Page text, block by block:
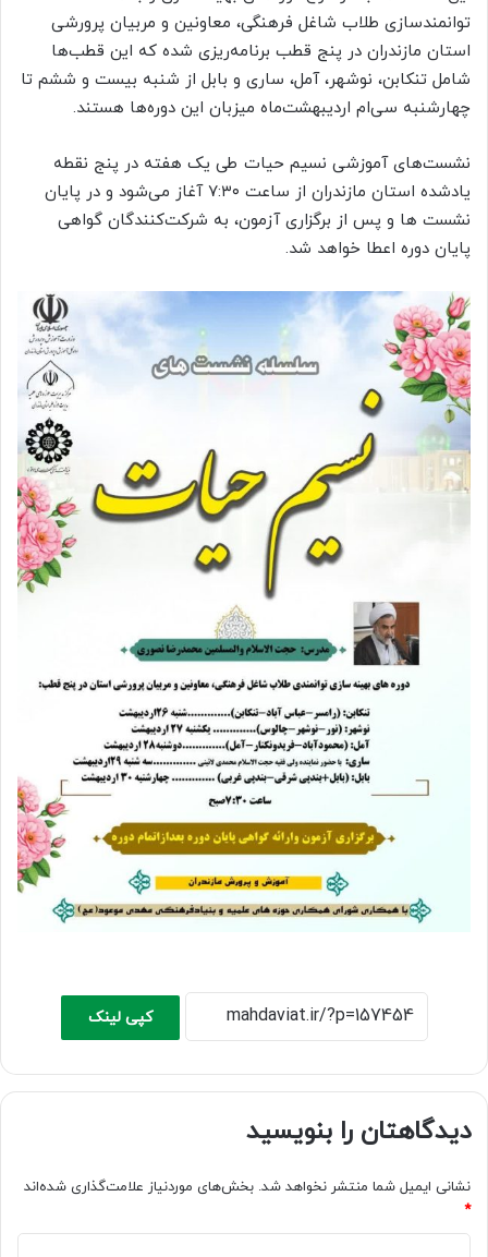
توانمندسازی طلاب شاغل فرهنگی، معاونین و مربیان پرورشی
استان مازندران در پنج قطب برنامه‌ریزی شده که این قطب‌ها
شامل تنکابن، نوشهر، آمل، ساری و بابل از شنبه بیست و ششم تا
چهارشنبه سی‌ام اردیبهشت‌ماه میزبان این دوره‌ها هستند.
نشست‌های آموزشی نسیم حیات طی یک هفته در پنج نقطه
یادشده استان مازندران از ساعت ۷:۳۰ آغاز می‌شود و در پایان
نشست ها و پس از برگزاری آزمون، به شرکت‌کنندگان گواهی
پایان دوره اعطا خواهد شد.
کپی لینک
دیدگاهتان را بنویسید
نشانی ایمیل شما منتشر نخواهد شد. بخش‌های موردنیاز علامت‌گذاری شده‌اند
*